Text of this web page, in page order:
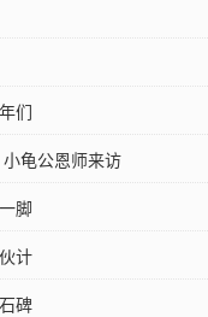
们
龟公恩师来访
脚
计
碑